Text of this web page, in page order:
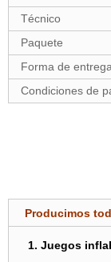
Técnico
Paquete
Forma de entrega
Condiciones de
Producimos
1. Juegos